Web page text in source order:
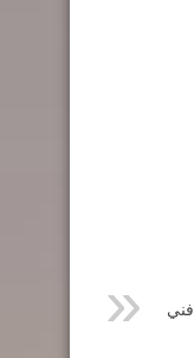
الحولي: السوق بحاجة لاكثر من 500 فني